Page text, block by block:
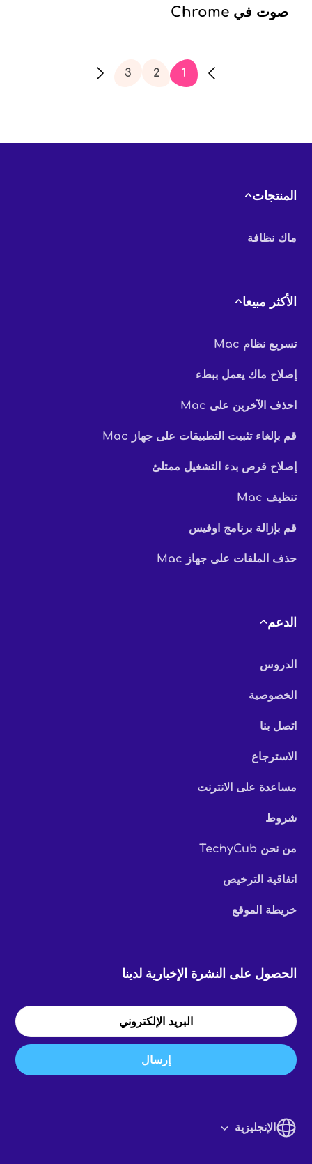
صوت في Chrome
1
2
3
المنتجات
ماك نظافة
الأكثر مبيعا
تسريع نظام Mac
إصلاح ماك يعمل ببطء
احذف الآخرين على Mac
قم بإلغاء تثبيت التطبيقات على جهاز Mac
إصلاح قرص بدء التشغيل ممتلئ
تنظيف Mac
قم بإزالة برنامج اوفيس
حذف الملفات على جهاز Mac
الدعم
الدروس
الخصوصية
اتصل بنا
الاسترجاع
مساعدة على الانترنت
شروط
من نحن TechyCub
اتفاقية الترخيص
خريطة الموقع
الحصول على النشرة الإخبارية لدينا
إرسال
الإنجليزية